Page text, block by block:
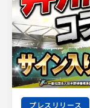
プレスリリース